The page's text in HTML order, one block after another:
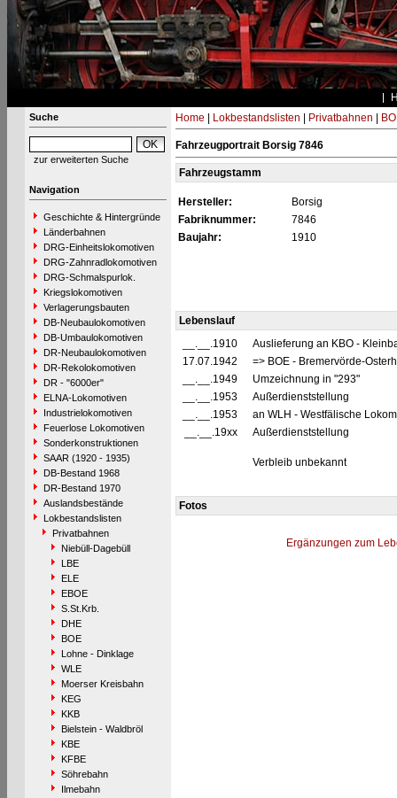
Suche
zur erweiterten Suche
Navigation
Geschichte & Hintergründe
Länderbahnen
DRG-Einheitslokomotiven
DRG-Zahnradlokomotiven
DRG-Schmalspurlok.
Kriegslokomotiven
Verlagerungsbauten
DB-Neubaulokomotiven
DB-Umbaulokomotiven
DR-Neubaulokomotiven
DR-Rekolokomotiven
DR - "6000er"
ELNA-Lokomotiven
Industrielokomotiven
Feuerlose Lokomotiven
Sonderkonstruktionen
SAAR (1920 - 1935)
DB-Bestand 1968
DR-Bestand 1970
Auslandsbestände
Lokbestandslisten
Privatbahnen
Niebüll-Dagebüll
LBE
ELE
EBOE
S.St.Krb.
DHE
BOE
Lohne - Dinklage
WLE
Moerser Kreisbahn
KEG
KKB
Bielstein - Waldbröl
KBE
KFBE
Söhrebahn
Ilmebahn
Home Lokbestandslisten Privatbahnen
Fahrzeugportrait Borsig 7846
Fahrzeugstamm
Hersteller:
Borsig
Fabriknummer:
7846
Baujahr:
1910
Lebenslauf
__.__.1910
Auslieferung an KBO -
17.07.1942
=> BOE - Bremervörde-
__.__.1949
Umzeichnung in "293"
__.__.1953
Außerdienststellung
__.__.1953
an WLH - Westfälische
__.__.19xx
Außerdienststellung
Verbleib unbekannt
Fotos
Ergänzungen zum